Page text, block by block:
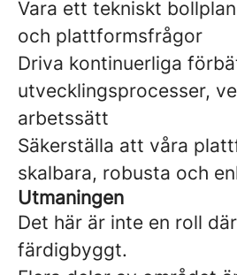
Vara ett tekniskt
och plattformsfrågor
Driva kontinuerliga
utvecklingsprocesser,
arbetssätt
Säkerställa att våra
skalbara, robusta och
Utmaningen
Det här är inte en roll
färdigbyggt.